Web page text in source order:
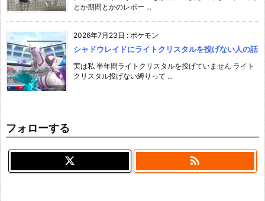
とか期間とかのレポー ...
2026年7月23日 : ポケモン
シャドウレイドにライトクリスタルを投げない人の話
実は私 半年間ライトクリスタルを投げていません ライト
クリスタル投げない縛りって ...
フォローする
